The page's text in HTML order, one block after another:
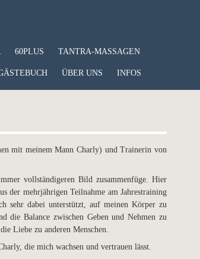
60PLUS TANTRA-MASSAGEN
ÜBER UNS INFOS
mit meinem Mann Charly) und Trainerin von
vollständigeren Bild zusammenfüge. Hier
der mehrjährigen Teilnahme am Jahrestraining
sehr dabei unterstützt, auf meinen Körper zu
die Balance zwischen Geben und Nehmen zu
Liebe zu anderen Menschen.
die mich wachsen und vertrauen lässt.